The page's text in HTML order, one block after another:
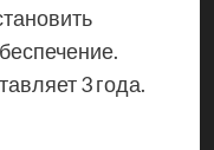
3 года.